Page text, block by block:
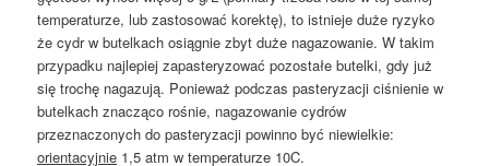
temperaturze, lub zastosować korektę), to istnieje duże ryzyko
że cydr w butelkach osiągnie zbyt duże nagazowanie. W takim
przypadku najlepiej zapasteryzować pozostałe butelki, gdy już
się trochę nagazują. Ponieważ podczas pasteryzacji ciśnienie w
butelkach znacząco rośnie, nagazowanie cydrów
przeznaczonych do pasteryzacji powinno być niewielkie:
orientacyjnie 1,5 atm w temperaturze 10C.